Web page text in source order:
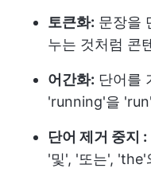
토큰화: 문장을
누는 것처럼 콘
어간화: 단어를
'running'을
단어 제거 중지 :
'및', '또는', 'the'